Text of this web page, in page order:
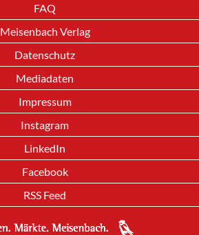
FAQ
Meisenbach Verlag
Datenschutz
Mediadaten
Impressum
Instagram
LinkedIn
Facebook
RSS Feed